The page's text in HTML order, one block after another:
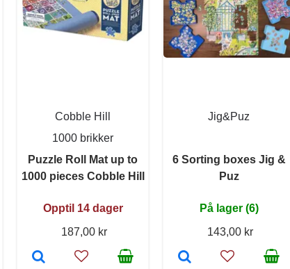
Cobble Hill
1000 brikker
Puzzle Roll Mat up to
1000 pieces Cobble Hill
Opptil 14 dager
187,00 kr
Jig&Puz
6 Sorting boxes Jig &
Puz
På lager (6)
143,00 kr